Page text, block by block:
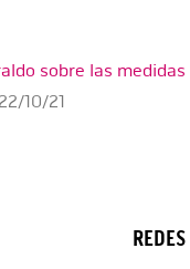
sobre las
22/10/21